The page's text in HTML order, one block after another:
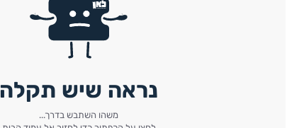
נראה שיש תקלה
משהו השתבש בדרך...